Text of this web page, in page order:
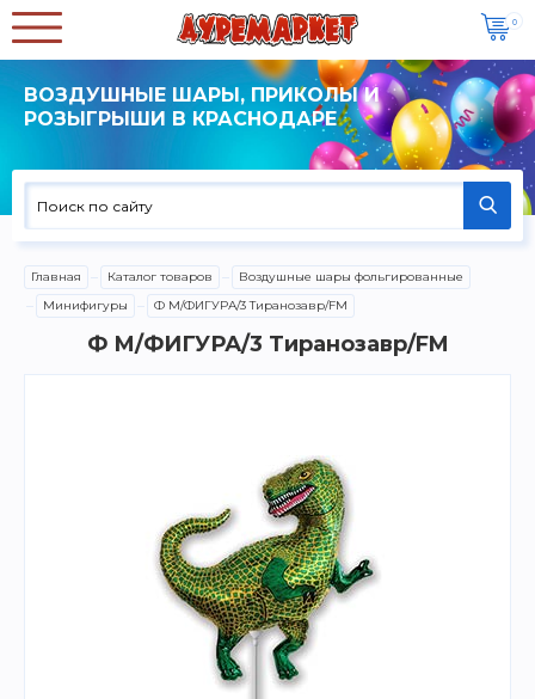
0
ВОЗДУШНЫЕ ШАРЫ, ПРИКОЛЫ И
РОЗЫГРЫШИ В КРАСНОДАРЕ
Главная Каталог товаров
Воздушные шары фольгированные
Минифигуры
Ф М/ФИГУРА/3 Тиранозавр/FM
Ф М/ФИГУРА/3 Тиранозавр/FM